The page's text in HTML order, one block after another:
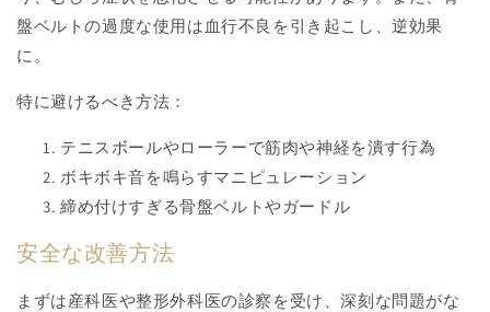
盤ベルトの過度な使用は血行不良を引き起こし、逆効果
に。
特に避けるべき方法：
テニスボールやローラーで筋肉や神経を潰す行為
ボキボキ音を鳴らすマニピュレーション
締め付けすぎる骨盤ベルトやガードル
安全な改善方法
まずは産科医や整形外科医の診察を受け、深刻な問題がな